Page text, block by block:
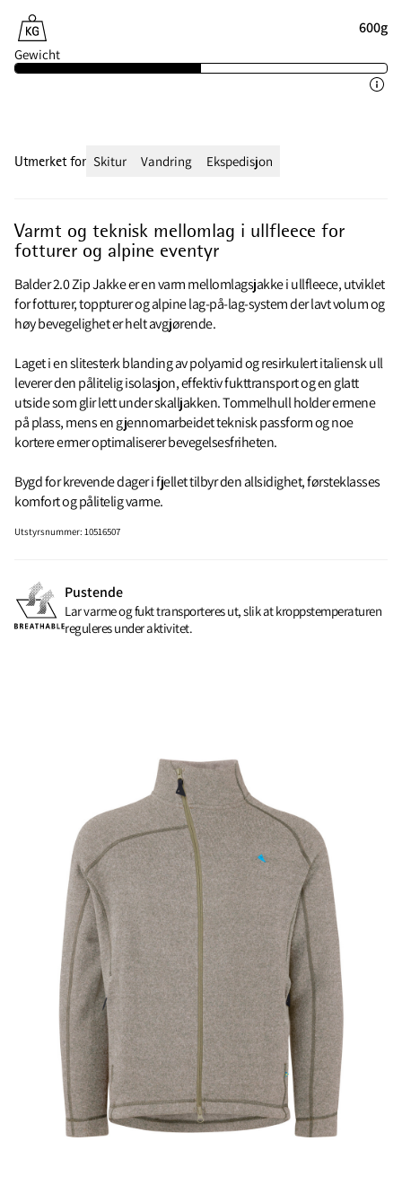
600g
Gewicht
Varmt og teknisk mellomlag i ullfleece for
fotturer og alpine eventyr
Balder 2.0 Zip Jakke er en varm mellomlagsjakke i ullfleece, utviklet
for fotturer, toppturer og alpine lag-på-lag-system der lavt volum og
høy bevegelighet er helt avgjørende.
Laget i en slitesterk blanding av polyamid og resirkulert italiensk ull
leverer den pålitelig isolasjon, effektiv fukttransport og en glatt
utside som glir lett under skalljakken. Tommelhull holder ermene
på plass, mens en gjennomarbeidet teknisk passform og noe
kortere ermer optimaliserer bevegelsesfriheten.
Bygd for krevende dager i fjellet tilbyr den allsidighet, førsteklasses
komfort og pålitelig varme.
Utstyrsnummer:10516507
Pustende
Lar varme og fukt transporteres ut, slik at kroppstemperaturen
reguleres under aktivitet.
Utmerket for Skitur Vandring Ekspedisjon